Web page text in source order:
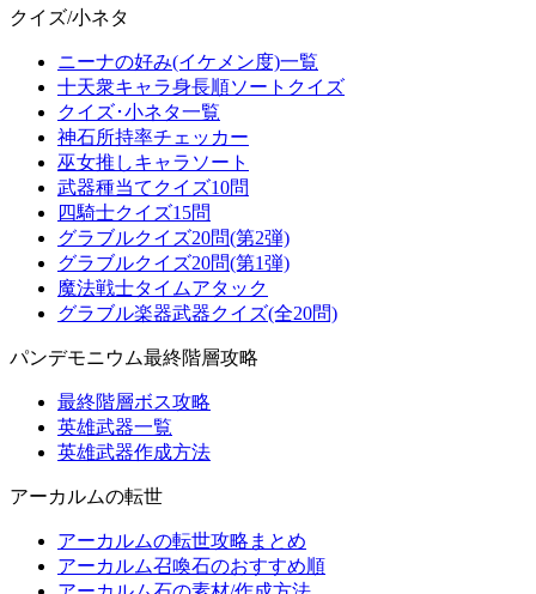
クイズ/小ネタ
ニーナの好み(イケメン度)一覧
十天衆キャラ身長順ソートクイズ
クイズ･小ネタ一覧
神石所持率チェッカー
巫女推しキャラソート
武器種当てクイズ10問
四騎士クイズ15問
グラブルクイズ20問(第2弾)
グラブルクイズ20問(第1弾)
魔法戦士タイムアタック
グラブル楽器武器クイズ(全20問)
パンデモニウム最終階層攻略
最終階層ボス攻略
英雄武器一覧
英雄武器作成方法
アーカルムの転世
アーカルムの転世攻略まとめ
アーカルム召喚石のおすすめ順